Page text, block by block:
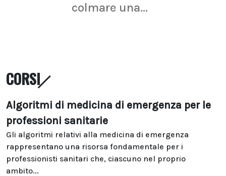
colmare una...
CORSI
Algoritmi di medicina di emergenza per le
professioni sanitarie
Gli algoritmi relativi alla medicina di emergenza
rappresentano una risorsa fondamentale per i
professionisti sanitari che, ciascuno nel proprio
ambito...